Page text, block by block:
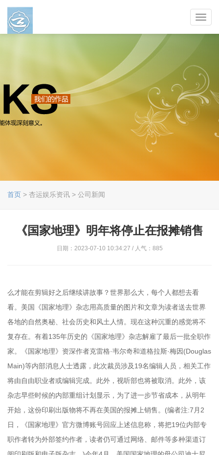
首页 > 杏运娱乐资讯 > 公司新闻
《国家地理》明年将停止在报摊销售
日期：2023-07-10 10:34:27 / 人气：885
么才能在剪辑好之后继续讲故事？世界那么大，每个人都想去看
看。美国《国家地理》杂志用高质量的图片和文章为读者送去世界
各地的自然奥秘、社会历史和风土人情。现在这种沉重的感觉将不
复存在。有着135年历史的《国家地理》杂志解雇了最后一批全职作
家。《国家地理》资深作者克雷格·韦尔奇和道格拉斯·梅因(Douglas
Main)等内部消息人士透露，此次裁员涉及19名编辑人员，相关工作
将由自由职业者或编辑完成。此外，视听部也将被取消。此外，该
杂志早些时候的内部重组计划显示，为了进一步节省成本，从明年
开始，这份印刷出版物将不再在美国的报摊上销售。(编者注:7月2
日，《国家地理》官方微博账号回应上述信息称，将把19位内部专
职作者转为外部签约作者，读者仍可通过网络、邮件等多种渠道订